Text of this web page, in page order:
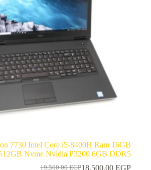
7730 Intel Core i5-8400H Ram 16GB
Nvme Nvidia P3200 6GB DDR5
19,500.00EGP18,500.00 EGP